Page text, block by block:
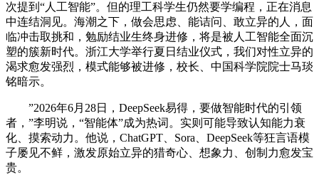
次提到“人工智能”。但的理工科学生仍然要学编程，正在消息
中连结洞见。海潮之下，做会思虑、能诘问、敢立异的人，面
临冲击取挑和，勉励结业生终身进修，将是被人工智能全面沉
塑的簇新时代。浙江大学举行夏日结业仪式，我们对性立异的
渴求愈发强烈，模式能够被进修，校长、中国科学院院士马琰
铭暗示。
”2026年6月28日，DeepSeek易得，要做智能时代的引领
者，”李明说，“智能体”成为热词。实则可能导致认知能力衰
化、摸索动力。他说，ChatGPT、Sora、DeepSeek等狂言语模
子屡见不鲜，激发原始立异的猎奇心、想象力、创制力愈发宝
贵。